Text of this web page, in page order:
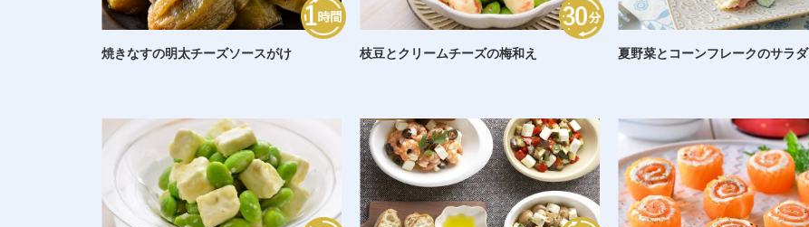
焼きなすの明太チーズソースがけ 枝豆とクリームチーズの梅和え 夏野菜とコーンフレークのサラダ